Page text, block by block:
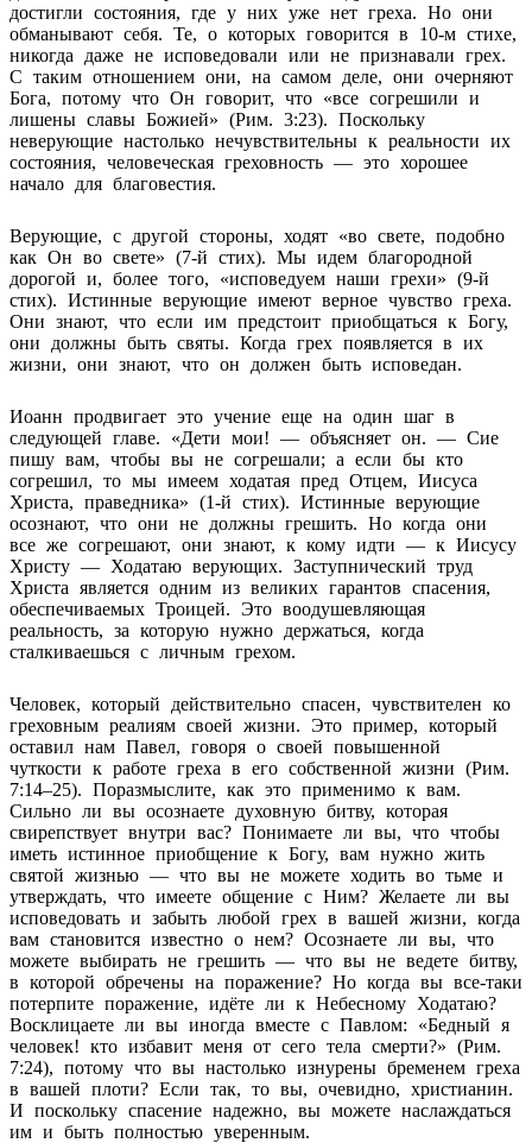
достигли состояния, где у них уже нет греха. Но они
обманывают себя. Те, о которых говорится в 10-м стихе,
никогда даже не исповедовали или не признавали грех.
С таким отношением они, на самом деле, они очерняют
Бога, потому что Он говорит, что «все согрешили и
лишены славы Божией» (Рим. 3:23). Поскольку
неверующие настолько нечувствительны к реальности их
состояния, человеческая греховность — это хорошее
начало для благовестия.
Верующие, с другой стороны, ходят «во свете, подобно
как Он во свете» (7-й стих). Мы идем благородной
дорогой и, более того, «исповедуем наши грехи» (9-й
стих). Истинные верующие имеют верное чувство греха.
Они знают, что если им предстоит приобщаться к Богу,
они должны быть святы. Когда грех появляется в их
жизни, они знают, что он должен быть исповедан.
Иоанн продвигает это учение еще на один шаг в
следующей главе. «Дети мои! — объясняет он. — Сие
пишу вам, чтобы вы не согрешали; а если бы кто
согрешил, то мы имеем ходатая пред Отцем, Иисуса
Христа, праведника» (1-й стих). Истинные верующие
осознают, что они не должны грешить. Но когда они
все же согрешают, они знают, к кому идти — к Иисусу
Христу — Ходатаю верующих. Заступнический труд
Христа является одним из великих гарантов спасения,
обеспечиваемых Троицей. Это воодушевляющая
реальность, за которую нужно держаться, когда
сталкиваешься с личным грехом.
Человек, который действительно спасен, чувствителен ко
греховным реалиям своей жизни. Это пример, который
оставил нам Павел, говоря о своей повышенной
чуткости к работе греха в его собственной жизни (Рим.
7:14–25). Поразмыслите, как это применимо к вам.
Сильно ли вы осознаете духовную битву, которая
свирепствует внутри вас? Понимаете ли вы, что чтобы
иметь истинное приобщение к Богу, вам нужно жить
святой жизнью — что вы не можете ходить во тьме и
утверждать, что имеете общение с Ним? Желаете ли вы
исповедовать и забыть любой грех в вашей жизни, когда
вам становится известно о нем? Осознаете ли вы, что
можете выбирать не грешить — что вы не ведете битву,
в которой обречены на поражение? Но когда вы все-таки
потерпите поражение, идёте ли к Небесному Ходатаю?
Восклицаете ли вы иногда вместе с Павлом: «Бедный я
человек! кто избавит меня от сего тела смерти?» (Рим.
7:24), потому что вы настолько изнурены бременем греха
в вашей плоти? Если так, то вы, очевидно, христианин.
И поскольку спасение надежно, вы можете наслаждаться
им и быть полностью уверенным.